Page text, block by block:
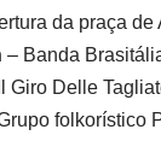
da praça de
– Banda
Giro Delle
folkorístico